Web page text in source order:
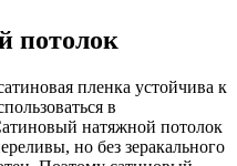
потолок
пленка устойчива к
в
натяжной потолок
но без зеракального